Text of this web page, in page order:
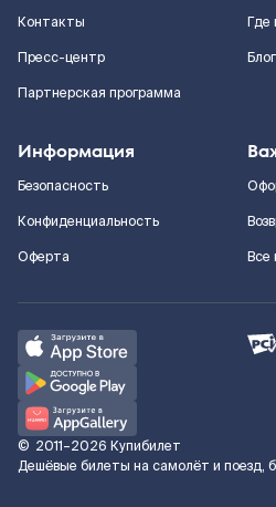
Контакты
Пресс-центр
Партнерская программа
Где
Блог
Информация
Безопасность
Конфиденциальность
Оферта
Все
© 2011–2026 Купибилет
Дешёвые билеты на самолёт и поезд,